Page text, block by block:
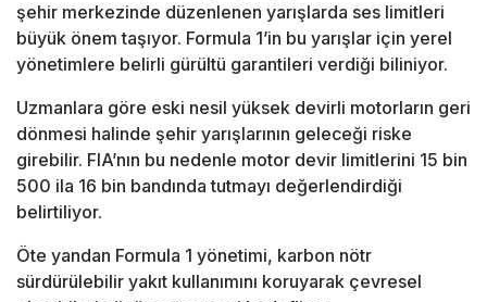
şehir merkezinde düzenlenen yarışlarda ses limitleri
büyük önem taşıyor. Formula 1’in bu yarışlar için yerel
yönetimlere belirli gürültü garantileri verdiği biliniyor.
Uzmanlara göre eski nesil yüksek devirli motorların geri
dönmesi halinde şehir yarışlarının geleceği riske
girebilir. FIA’nın bu nedenle motor devir limitlerini 15 bin
500 ila 16 bin bandında tutmayı değerlendirdiği
belirtiliyor.
Öte yandan Formula 1 yönetimi, karbon nötr
sürdürülebilir yakıt kullanımını koruyarak çevresel